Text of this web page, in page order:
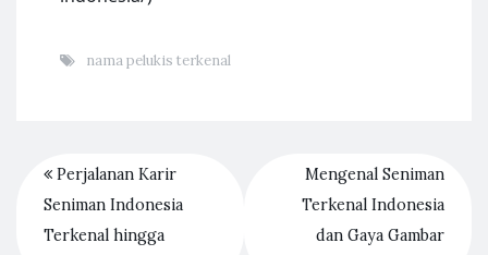
nama pelukis terkenal
Perjalanan Karir
Seniman Indonesia
Terkenal hingga
Mengenal Seniman
Terkenal Indonesia
dan Gaya Gambar